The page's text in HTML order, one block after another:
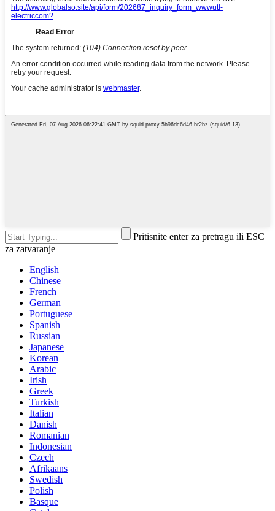
Pritisnite enter za pretragu ili ESC
za zatvaranje
English
Chinese
French
German
Portuguese
Spanish
Russian
Japanese
Korean
Arabic
Irish
Greek
Turkish
Italian
Danish
Romanian
Indonesian
Czech
Afrikaans
Swedish
Polish
Basque